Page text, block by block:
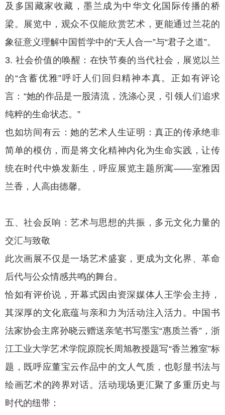
及多国藏家收藏，墨兰成为中华文化国际传播的桥
梁。展览中，观众不仅能欣赏艺术，更能通过兰花的
象征意义理解中国哲学中的“天人合一”与“君子之道”。
3. 社会价值的唤醒：在快节奏的当代社会，展览以兰
的“含蓄优雅”呼吁人们回归精神本真。正如有评论
言：“她的作品是一股清流，洗涤心灵，引领人们追求
纯粹的生命状态。”
也如坊间有云：她的艺术人生证明：真正的传承绝非
简单的模仿，而是将文化精神内化为生命实践，让传
统在时代中焕发新生，呼应展览主题所寓——室雅因
兰香，人高由德馨。
五、社会反响：艺术与思想的共振，多元文化力量的
交汇与致敬
此次画展不仅是一场艺术盛宴，更成为文化界、革命
后代与公众情感共鸣的舞台。
恰如有评价说，开幕式因由资深媒体人王学会主持，
其深厚的文化底蕴与亲和力为活动注入活力。中国书
法家协会主席孙晓云赠送亲笔书写墨宝“惠质兰香”，浙
江工业大学艺术学院原院长周旭教授题写“香兰雅室”标
题，既呼应董宝云作品中的文人气质，也彰显书法与
绘画艺术的跨界对话。活动现场更汇聚了多重历史与
时代的纽带：